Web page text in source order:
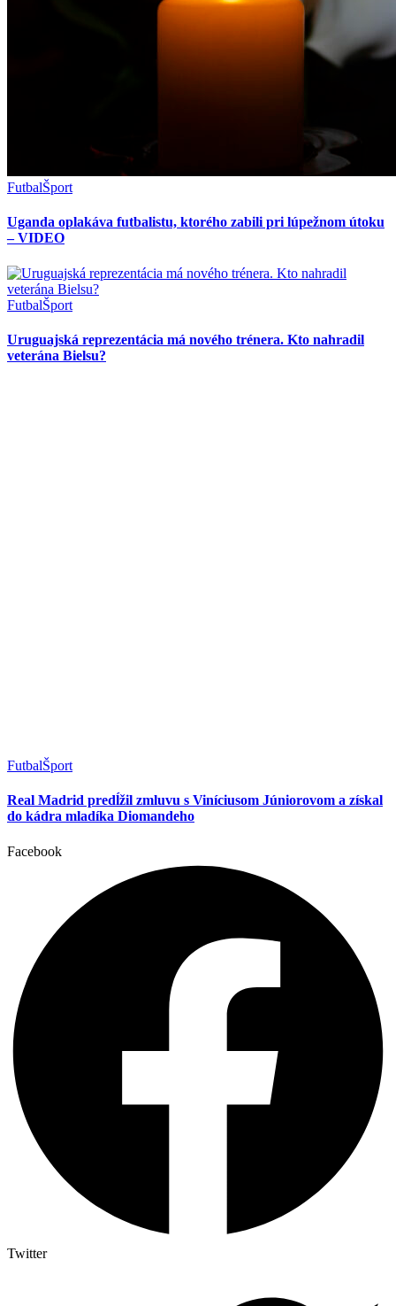
FutbalŠport
Uganda oplakáva futbalistu, ktorého zabili pri lúpežnom útoku
– VIDEO
FutbalŠport
Uruguajská reprezentácia má nového trénera. Kto nahradil
veterána Bielsu?
FutbalŠport
Real Madrid predĺžil zmluvu s Viníciusom Júniorovom a získal
do kádra mladíka Diomandeho
Facebook
Twitter